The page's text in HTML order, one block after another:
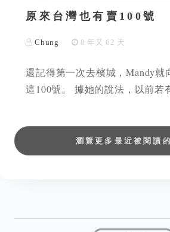
原來台灣也有賣100號
Chung 8 年又 62 天
還記得第一次去檳城，Mandy就
這100號。 據她的說法，以前若
瀏覽更多最近被閱讀